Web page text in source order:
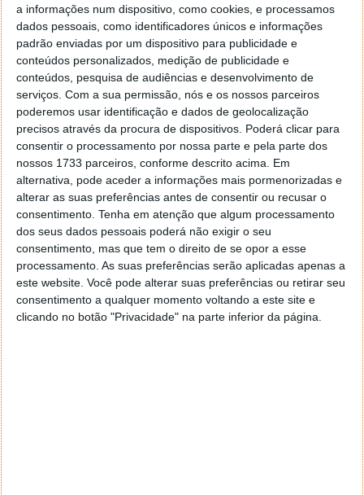
a informações num dispositivo, como cookies, e processamos
dados pessoais, como identificadores únicos e informações
padrão enviadas por um dispositivo para publicidade e
conteúdos personalizados, medição de publicidade e
conteúdos, pesquisa de audiências e desenvolvimento de
serviços. Com a sua permissão, nós e os nossos parceiros
poderemos usar identificação e dados de geolocalização
precisos através da procura de dispositivos. Poderá clicar para
consentir o processamento por nossa parte e pela parte dos
nossos 1733 parceiros, conforme descrito acima. Em
alternativa, pode aceder a informações mais pormenorizadas e
alterar as suas preferências antes de consentir ou recusar o
consentimento. Tenha em atenção que algum processamento
dos seus dados pessoais poderá não exigir o seu
consentimento, mas que tem o direito de se opor a esse
processamento. As suas preferências serão aplicadas apenas a
este website. Você pode alterar suas preferências ou retirar seu
consentimento a qualquer momento voltando a este site e
clicando no botão "Privacidade" na parte inferior da página.
Acompanhe o Pplware no Google Notícias
Proponha uma correção, faça uma sugestão
Autor:Pedro Pinto
Tags: incêndios Portugal
PRÓXIMO ARTIGO
Spotify: será que está para chegar um rival do
HomePod?